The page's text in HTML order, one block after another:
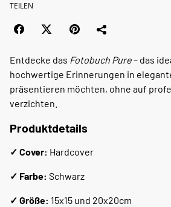
TEILEN
Entdecke das Fotobuch Pure– das
hochwertige Erinnerungen in
präsentieren möchten, ohne auf
verzichten.
Produktdetails
✓ Cover: Hardcover
✓ Farbe: Schwarz
✓ Größe: 15x15 und 20x20cm